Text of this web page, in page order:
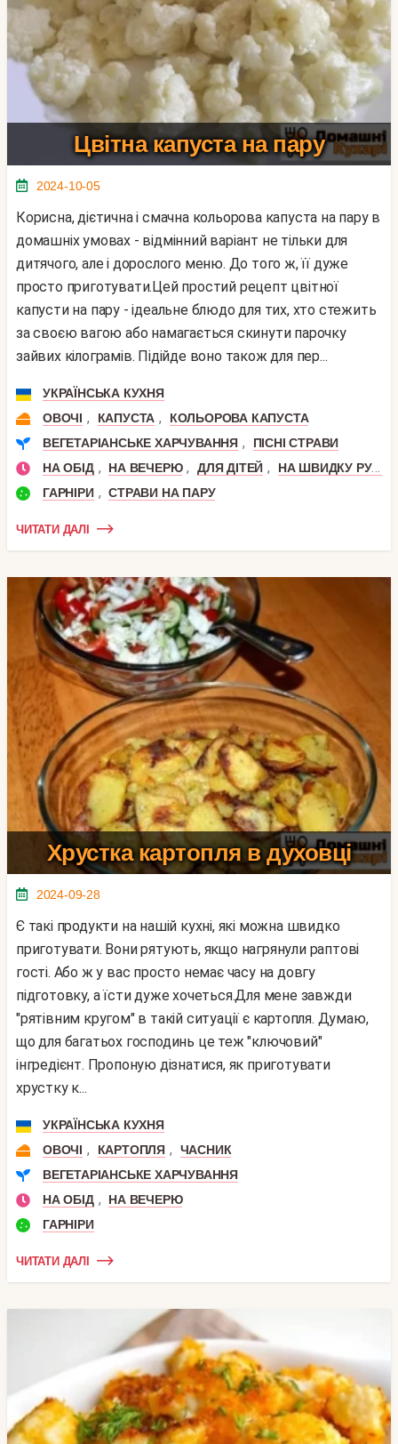
Цвітна капуста на пару
2024-10-05
Корисна, дієтична і смачна кольорова капуста на пару в
домашніх умовах - відмінний варіант не тільки для
дитячого, але і дорослого меню. До того ж, її дуже
просто приготувати.Цей простий рецепт цвітної
капусти на пару - ідеальне блюдо для тих, хто стежить
за своєю вагою або намагається скинути парочку
зайвих кілограмів. Підійде воно також для пер...
УКРАЇНСЬКА КУХНЯ
ОВОЧІ , КАПУСТА ,
КОЛЬОРОВА КАПУСТА
ВЕГЕТАРІАНСЬКЕ ХАРЧУВАННЯ ,
ПІСНІ СТРАВИ
НА ОБІД , НА ВЕЧЕРЮ , ДЛЯ ДІТЕЙ ,
НА ШВИДКУ РУКУ
ГАРНІРИ , СТРАВИ НА ПАРУ
ЧИТАТИ ДАЛІ
Хрустка картопля в духовці
2024-09-28
Є такі продукти на нашій кухні, які можна швидко
приготувати. Вони рятують, якщо нагрянули раптові
гості. Або ж у вас просто немає часу на довгу
підготовку, а їсти дуже хочеться.Для мене завжди
"рятівним кругом" в такій ситуації є картопля. Думаю,
що для багатьох господинь це теж "ключовий"
інгредієнт. Пропоную дізнатися, як приготувати
хрустку к...
УКРАЇНСЬКА КУХНЯ
ОВОЧІ , КАРТОПЛЯ ,
ЧАСНИК
ВЕГЕТАРІАНСЬКЕ ХАРЧУВАННЯ
НА ОБІД ,
НА ВЕЧЕРЮ
ГАРНІРИ
ЧИТАТИ ДАЛІ